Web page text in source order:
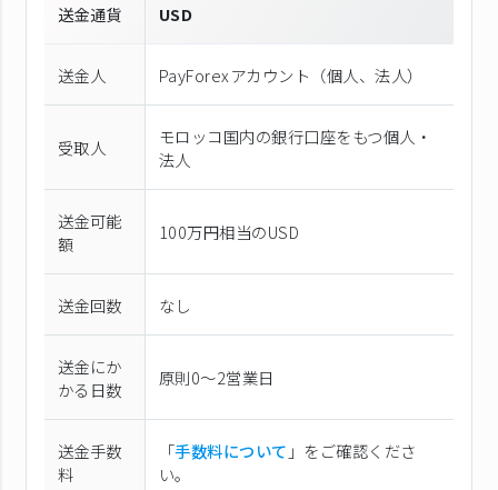
送金通貨 USD
送金人 PayForexアカウント（個⼈、法⼈）
受取人
モロッコ国内の銀行口座をもつ個人・
法人
送金可能
額
100万円相当のUSD
送金回数 なし
送金にか
かる日数
原則0〜2営業日
送金手数
料
「手数料について 」をご確認くださ
い。